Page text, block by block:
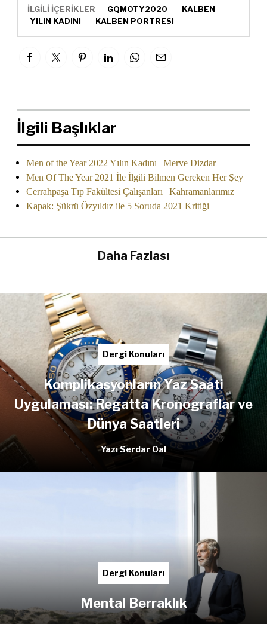
İLGİLİ İÇERİKLER GQMOTY2020
KALBEN
YILIN KADINI
KALBEN PORTRESI
İlgili Başlıklar
Men of the Year 2022 Yılın Kadını | Merve Dizdar
Men Of The Year 2021 İle İlgili Bilmen Gereken Her Şey
Cerrahpaşa Tıp Fakültesi Çalışanları | Kahramanlarımız
Kapak: Şükrü Özyıldız ile 5 Soruda 2021 Kritiği
Daha Fazlası
Dergi Konuları
Komplikasyonların Yaz Saati
Uygulaması: Regatta Kronograflar ve
Dünya Saatleri
Yazı Serdar Oal
Dergi Konuları
Mental Berraklık